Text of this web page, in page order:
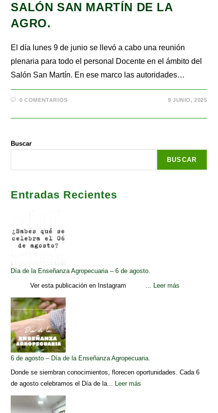
SALÓN SAN MARTÍN DE LA
AGRO.
El día lunes 9 de junio se llevó a cabo una reunión
plenaria para todo el personal Docente en el ámbito del
Salón San Martín. En ese marco las autoridades…
0 COMENTARIOS 9 JUNIO, 2025
Buscar
BUSCAR
Entradas Recientes
Día de la Enseñanza Agropecuaria – 6 de agosto.
Ver esta publicación en Instagram ... Leer más
6 de agosto – Día de la Enseñanza Agropecuaria.
Donde se siembran conocimientos, florecen oportunidades. Cada 6
de agosto celebramos el Día de la... Leer más